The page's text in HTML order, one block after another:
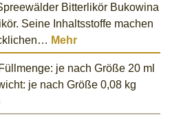
Bitterlikör Bukowina
Seine Inhaltsstoffe machen
Mehr
Füllmenge: je nach Größe 20 ml
je nach Größe 0,08 kg